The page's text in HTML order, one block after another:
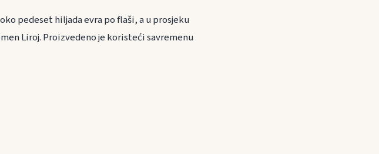
pedeset hiljada evra po flaši, a u prosjeku
Liroj. Proizvedeno je koristeći savremenu